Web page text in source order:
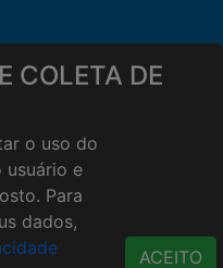
COLETA DE
o uso do
usuário e
Para
dados,
ACEITO